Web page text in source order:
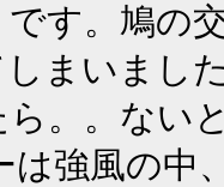
す。鳩の
まいまし
。。ない
は強風の中